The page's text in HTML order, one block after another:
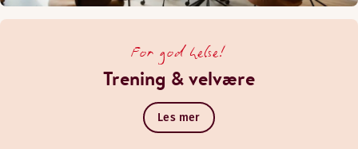
For god helse!
Trening & velvære
Les mer